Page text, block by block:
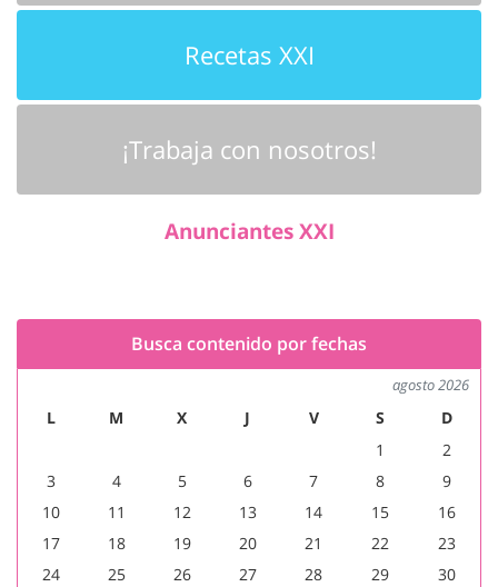
Recetas XXI
¡Trabaja con nosotros!
Anunciantes XXI
Busca contenido por fechas
agosto 2026
L M X J V S
D
1
2
3
4 5 6 7 8
9
10
11 12 13 14 15
16
17
18 19 20 21 22
23
24
25 26 27 28 29
30